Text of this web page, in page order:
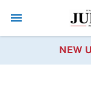
Disorot,
NEW